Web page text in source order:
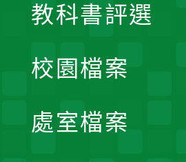
教科書評選
校園檔案
處室檔案